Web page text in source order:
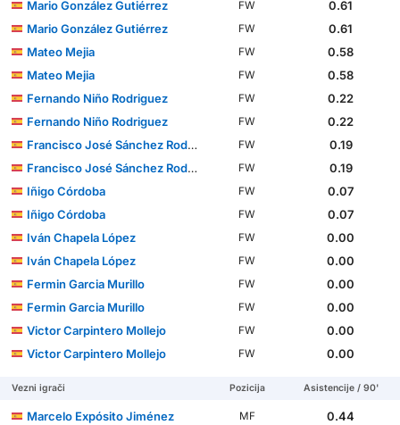
Mario González Gutiérrez FW
0.61
Mario González Gutiérrez
FW
0.61
Mateo Mejia
FW
0.58
Mateo Mejia
FW
0.58
Fernando Niño Rodriguez
FW
0.22
Fernando Niño Rodriguez
FW
0.22
Francisco José Sánchez Rodríguez
FW
0.19
Francisco José Sánchez Rodríguez
FW
0.19
Iñigo Córdoba
FW
0.07
Iñigo Córdoba
FW
0.07
Iván Chapela López
FW
0.00
Iván Chapela López
FW
0.00
Fermin Garcia Murillo
FW
0.00
Fermin Garcia Murillo
FW
0.00
Victor Carpintero Mollejo
FW
0.00
Victor Carpintero Mollejo
FW 0.00
Vezni igrači Pozicija Asistencije / 90'
Marcelo Expósito Jiménez MF
0.44